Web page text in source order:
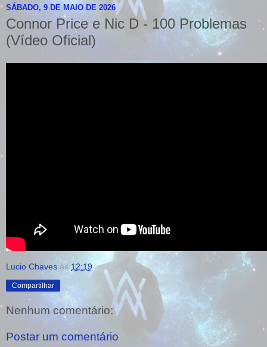
SÁBADO, 9 DE MAIO DE 2026
Connor Price e Nic D - 100 Problemas
(Vídeo Oficial)
Lucio Chaves às 12:19
Compartilhar
Nenhum comentário:
Postar um comentário